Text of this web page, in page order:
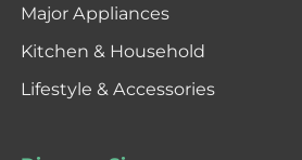
Major Appliances
Kitchen & Household
Lifestyle & Accessories